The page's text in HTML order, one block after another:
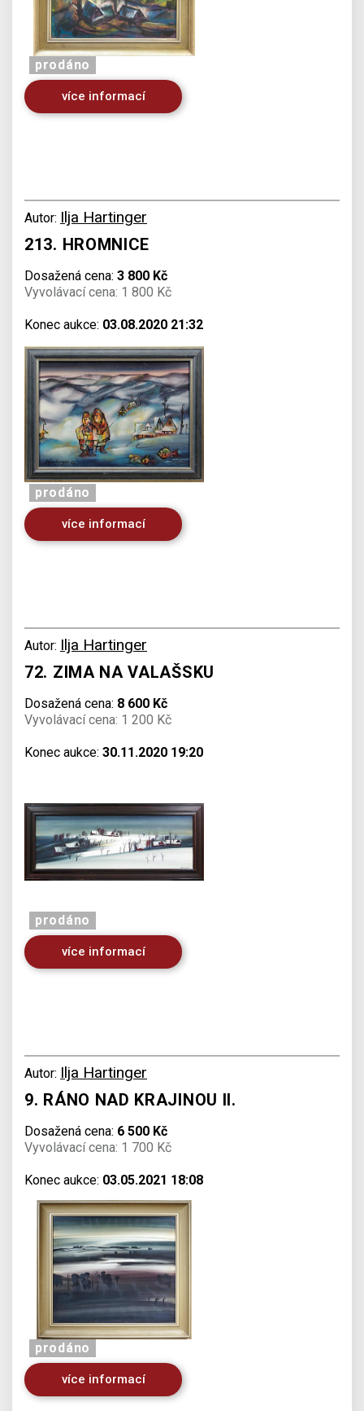
prodáno
více informací
Autor: Ilja Hartinger
213. HROMNICE
Dosažená cena: 3 800 Kč
Vyvolávací cena: 1 800 Kč
Konec aukce: 03.08.2020 21:32
prodáno
více informací
Autor: Ilja Hartinger
72. ZIMA NA VALAŠSKU
Dosažená cena: 8 600 Kč
Vyvolávací cena: 1 200 Kč
Konec aukce: 30.11.2020 19:20
prodáno
více informací
Autor: Ilja Hartinger
9. RÁNO NAD KRAJINOU II.
Dosažená cena: 6 500 Kč
Vyvolávací cena: 1 700 Kč
Konec aukce: 03.05.2021 18:08
prodáno
více informací